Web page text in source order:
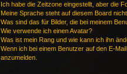
Ich habe die Zeitzone eingestellt, aber die
Meine Sprache steht auf diesem Board
Was sind das für Bilder, die bei meinem
Wie verwende ich einen Avatar?
Was ist mein Rang und wie kann ich ihn
Wenn ich bei einem Benutzer auf den E-
anzumelden.